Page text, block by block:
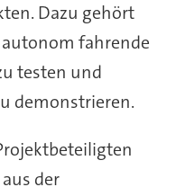
Dazu gehört
fahrende
testen und
demonstrieren.
der